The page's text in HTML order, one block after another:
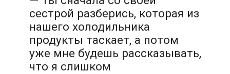
сестрой разберись, которая из
нашего холодильника
продукты таскает, а потом
уже мне будешь рассказывать,
что я слишком